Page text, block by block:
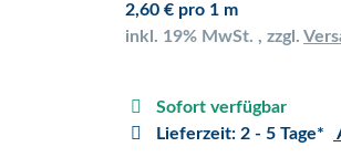
2,60 € pro 1 m
inkl. 19% MwSt. , zzgl.
Sofort verfügbar
Lieferzeit: 2 - 5 Tage*